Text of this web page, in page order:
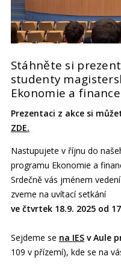
Stáhněte si
studenty
Ekonomie a finance
Prezentaci z akce si
ZDE.
Nastupujete v říjnu do
programu Ekonomie a
Srdečně vás jménem
zveme na uvítací setkání
ve čtvrtek 18.9. 2025 od
Sejdeme se na IESv Aule
109 v přízemí), kde se na